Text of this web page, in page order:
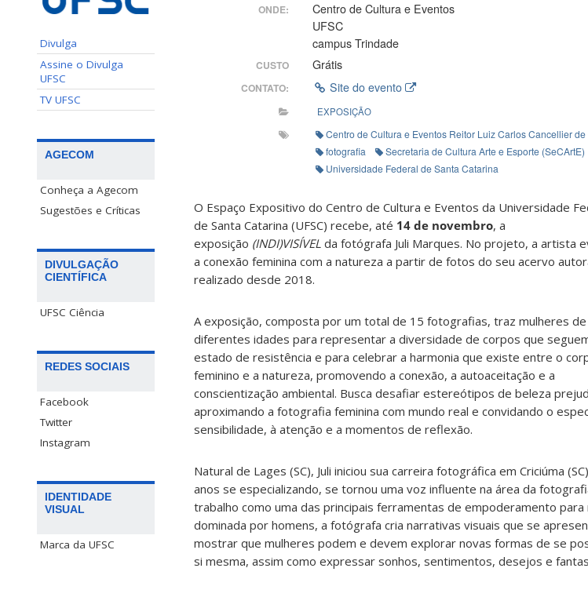
Divulga
Assine o Divulga
UFSC
TV UFSC
AGECOM
Conheça a Agecom
Sugestões e Críticas
DIVULGAÇÃO
CIENTÍFICA
UFSC Ciência
REDES SOCIAIS
Facebook
Twitter
Instagram
IDENTIDADE
VISUAL
Marca da UFSC
ONDE:
Centro de Cultura e Eventos
UFSC
campus Trindade
CUSTO Grátis
CONTATO: Site do evento
EXPOSIÇÃO
Centro de Cultura e Eventos Reitor Luiz Carlos Cancellier de
fotografia
Secretaria de Cultura Arte e Esporte (SeCArtE)
Universidade Federal de Santa Catarina
O Espaço Expositivo do Centro de Cultura e Eventos da Universidade
de Santa Catarina (UFSC) recebe, até 14 de novembro, a
exposição (INDI)VISÍVEL da fotógrafa Juli Marques. No projeto, a artista
a conexão feminina com a natureza a partir de fotos do seu acervo
realizado desde 2018.
A exposição, composta por um total de 15 fotografias, traz mulheres de
diferentes idades para representar a diversidade de corpos que
estado de resistência e para celebrar a harmonia que existe entre o
feminino e a natureza, promovendo a conexão, a autoaceitação e a
conscientização ambiental. Busca desafiar estereótipos de beleza
aproximando a fotografia feminina com mundo real e convidando o
sensibilidade, à atenção e a momentos de reflexão.
Natural de Lages (SC), Juli iniciou sua carreira fotográfica em Criciúma
anos se especializando, se tornou uma voz influente na área da
trabalho como uma das principais ferramentas de empoderamento para
dominada por homens, a fotógrafa cria narrativas visuais que se
mostrar que mulheres podem e devem explorar novas formas de se
si mesma, assim como expressar sonhos, sentimentos, desejos e